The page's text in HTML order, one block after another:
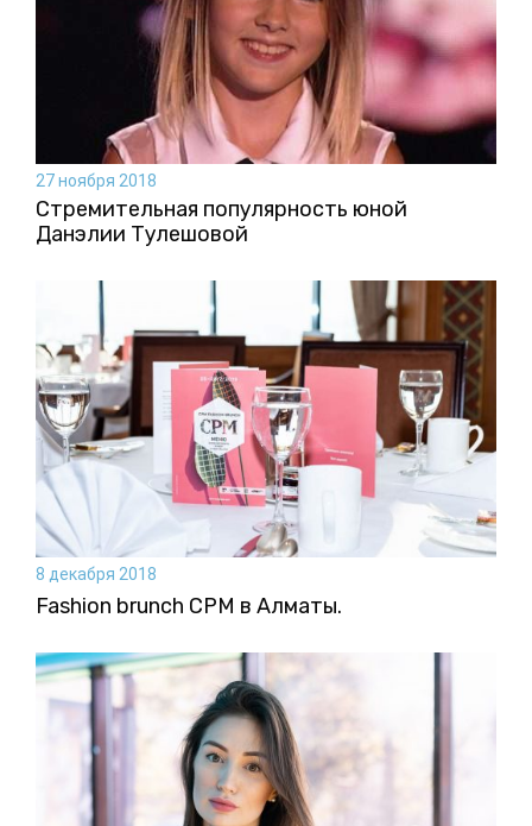
27 ноября 2018
Стремительная популярность юной
Данэлии Тулешовой
8 декабря 2018
Fashion brunch CPM в Алматы.